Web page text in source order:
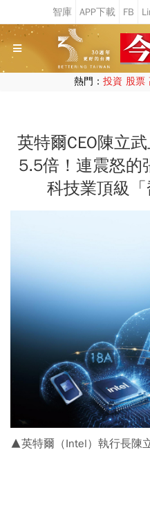
熱門： 投資 股票
英特爾CEO陳立
5.5倍！連震怒的
科技業頂級
▲英特爾（Intel）執行長陳立